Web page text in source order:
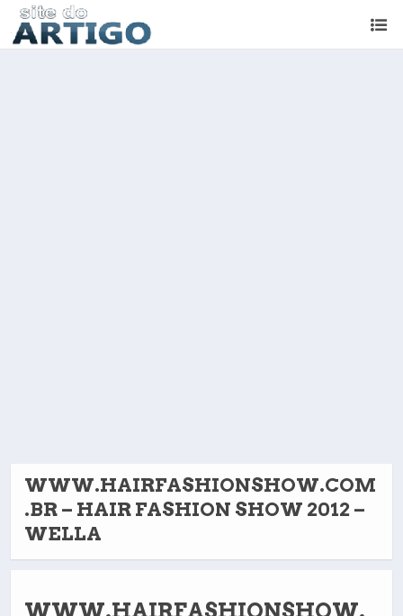
WWW.HAIRFASHIONSHOW.COM
.BR – HAIR FASHION SHOW 2012 –
WELLA